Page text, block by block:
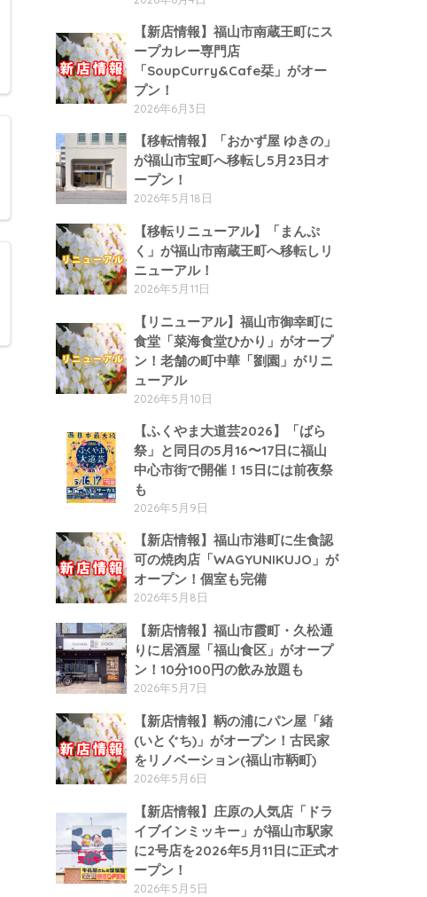
【新店情報】福山市南蔵王町にス
ープカレー専門店
「SoupCurry&Cafe栞」がオー
プン！
2026年6月3日
【移転情報】「おかず屋 ゆきの」
が福山市宝町へ移転し5月23日オ
ープン！
2026年5月18日
【移転リニューアル】「まんぷ
く」が福山市南蔵王町へ移転しリ
ニューアル！
2026年5月11日
【リニューアル】福山市御幸町に
食堂「菜海食堂ひかり」がオープ
ン！老舗の町中華「劉園」がリニ
ューアル
2026年5月10日
【ふくやま大道芸2026】「ばら
祭」と同日の5月16〜17日に福山
中心市街で開催！15日には前夜祭
も
2026年5月9日
【新店情報】福山市港町に生食認
可の焼肉店「WAGYUNIKUJO」が
オープン！個室も完備
2026年5月8日
【新店情報】福山市霞町・久松通
りに居酒屋「福山食区」がオープ
ン！10分100円の飲み放題も
2026年5月7日
【新店情報】鞆の浦にパン屋「緒
(いとぐち)」がオープン！古民家
をリノベーション(福山市鞆町)
2026年5月6日
【新店情報】庄原の人気店「ドラ
イブインミッキー」が福山市駅家
に2号店を2026年5月11日に正式オ
ープン！
2026年5月5日